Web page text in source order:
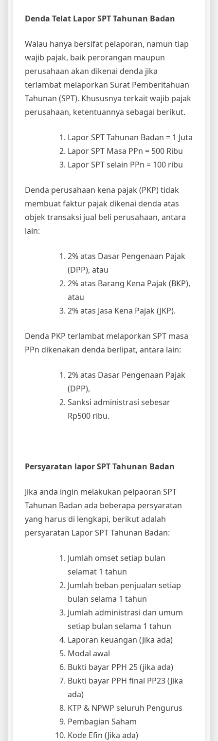
Denda Telat Lapor SPT Tahunan Badan
Walau hanya bersifat pelaporan, namun tiap
wajib pajak, baik perorangan maupun
perusahaan akan dikenai denda jika
terlambat melaporkan Surat Pemberitahuan
Tahunan (SPT). Khususnya terkait wajib pajak
perusahaan, ketentuannya sebagai berikut.
Lapor SPT Tahunan Badan = 1 Juta
Lapor SPT Masa PPn = 500 Ribu
Lapor SPT selain PPn = 100 ribu
Denda perusahaan kena pajak (PKP) tidak
membuat faktur pajak dikenai denda atas
objek transaksi jual beli perusahaan, antara
lain:
2% atas Dasar Pengenaan Pajak
(DPP), atau
2% atas Barang Kena Pajak (BKP),
atau
2% atas Jasa Kena Pajak (JKP).
Denda PKP terlambat melaporkan SPT masa
PPn dikenakan denda berlipat, antara lain:
2% atas Dasar Pengenaan Pajak
(DPP),
Sanksi administrasi sebesar
Rp500 ribu.
Persyaratan lapor SPT Tahunan Badan
Jika anda ingin melakukan pelpaoran SPT
Tahunan Badan ada beberapa persyaratan
yang harus di lengkapi, berikut adalah
persyaratan Lapor SPT Tahunan Badan:
Jumlah omset setiap bulan
selamat 1 tahun
Jumlah beban penjualan setiap
bulan selama 1 tahun
Jumlah administrasi dan umum
setiap bulan selama 1 tahun
Laporan keuangan (Jika ada)
Modal awal
Bukti bayar PPH 25 (jika ada)
Bukti bayar PPH final PP23 (Jika
ada)
KTP & NPWP seluruh Pengurus
Pembagian Saham
Kode Efin (Jika ada)